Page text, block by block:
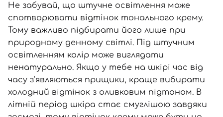
Не забувай, що штучне освітлення може
спотворювати відтінок тонального крему.
Тому важливо підбирати його лише при
природному денному світлі. Під штучним
освітленням колір може виглядати
ненатурально. Якщо у тебе на шкірі час від
часу з’являються прищики, краще вибирати
холодний відтінок з оливковим підтоном. В
літній період шкіра стає смуглішою завдяки